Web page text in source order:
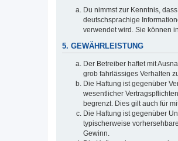
Du nimmst zur Kenntnis,
deutschsprachige
verwendet wird. Sie können
5. GEWÄHRLEISTUNG
Der Betreiber haftet mit
grob fahrlässiges Verhalten
Die Haftung ist gegenüber
wesentlicher
begrenzt. Dies gilt auch für
Die Haftung ist gegenüber
typischerweise
Gewinn.